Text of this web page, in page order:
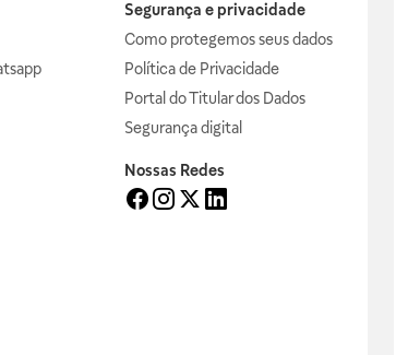
Segurança e privacidade
Como protegemos seus dados
Política de Privacidade
Portal do Titular dos Dados
Segurança digital
Nossas Redes